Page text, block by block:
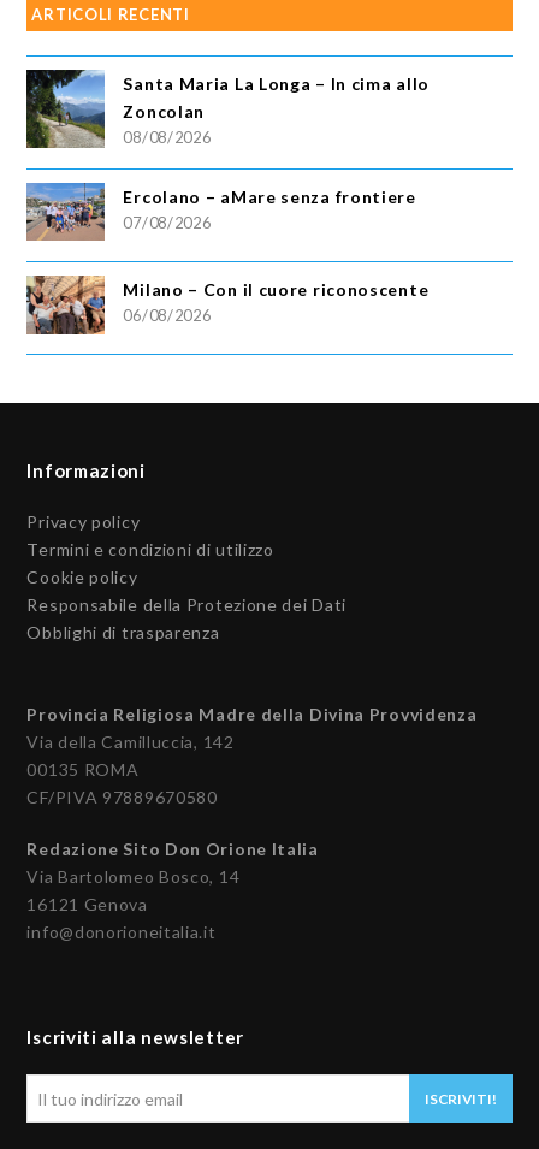
ARTICOLI RECENTI
Santa Maria La Longa – In cima allo
Zoncolan
08/08/2026
Ercolano – aMare senza frontiere
07/08/2026
Milano – Con il cuore riconoscente
06/08/2026
Informazioni
Privacy policy
Termini e condizioni di utilizzo
Cookie policy
Responsabile della Protezione dei Dati
Obblighi di trasparenza
Provincia Religiosa Madre della Divina Provvidenza
Via della Camilluccia, 142
00135 ROMA
CF/PIVA 97889670580
Redazione Sito Don Orione Italia
Via Bartolomeo Bosco, 14
16121 Genova
info@donorioneitalia.it
Iscriviti alla newsletter
tuo
ISCRIVITI!